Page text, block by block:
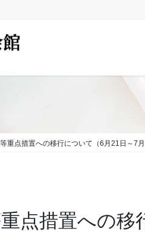
重点措置への移行について（6月21日～7月
点措置への